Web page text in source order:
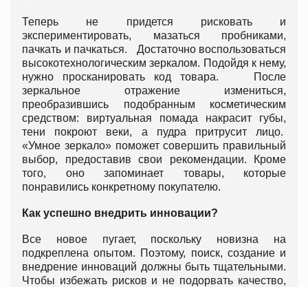
Теперь не придется рисковать и
экспериментировать, мазаться пробниками,
пачкать и пачкаться. Достаточно воспользоваться
высокотехнологическим зеркалом. Подойдя к нему,
нужно просканировать код товара. После
зеркальное отражение измениться,
преобразившись подобранным косметическим
средством: виртуальная помада накрасит губы,
тени покроют веки, а пудра притрусит лицо.
«Умное зеркало» поможет совершить правильный
выбор, предоставив свои рекомендации. Кроме
того, оно запоминает товары, которые
понравились конкретному покупателю.
Как успешно внедрить инновации?
Все новое пугает, поскольку новизна на
подкреплена опытом. Поэтому, поиск, создание и
внедрение инноваций должны быть тщательными.
Чтобы избежать рисков и не подорвать качество,